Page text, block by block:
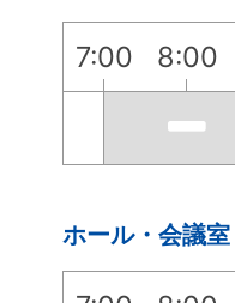
7:00 8:00
ホール・会議